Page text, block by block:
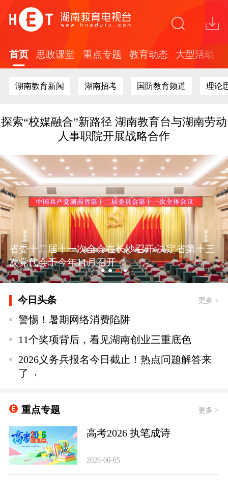
首页 思政课堂 重点专题 教育动态 大型活动
湖南教育新闻 湖南招考 国防教育频道 理论
省广电局赴节目制作现场开展安全生产专项检
查
关于在全省中小学开展红色文化知识答题活动
“这礼是长沙”2026年度文创精品培育计划面向
探索“校媒融合”新路径 湖南教育台与湖南劳动
人事职院开展战略合作
新时代教育媒体高质量发展新路径
省广电局赴节目制作现场开展安全生产专项检
查
关于在全省中小学开展红色文化知识答题活动
的通知
省委十二届十一次全会在长沙召开 决定省第十三
次党代会于今年11月召开
今日头条 更多 >
警惕！暑期网络消费陷阱
11个奖项背后，看见湖南创业三重底色
2026义务兵报名今日截止！热点问题解答来
了→
重点专题 更多 >
高考2026 执笔成诗
2026-06-05